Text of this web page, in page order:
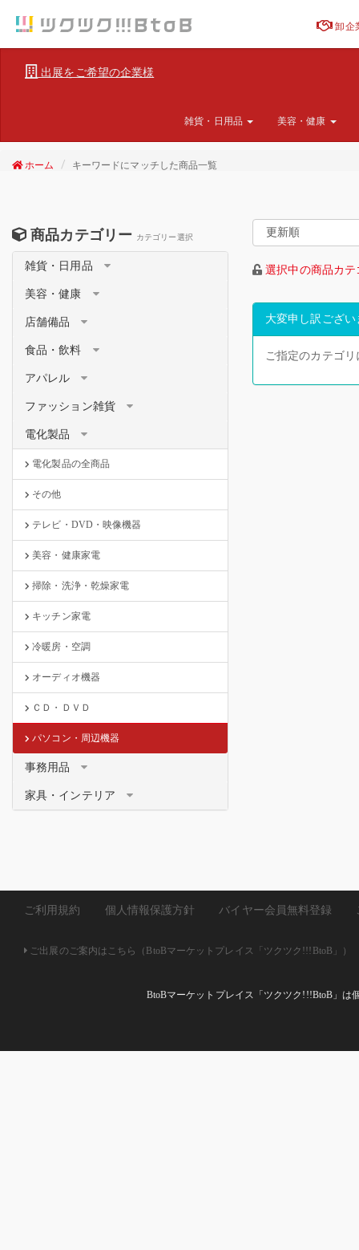
卸企
出展をご希望の企業様
雑貨・日用品 美容・健康
ホーム キーワードにマッチした商品一覧
商品カテゴリー カテゴリー選択
雑貨・日用品
美容・健康
店舗備品
食品・飲料
アパレル
ファッション雑貨
電化製品
電化製品の全商品
その他
テレビ・DVD・映像機器
美容・健康家電
掃除・洗浄・乾燥家電
キッチン家電
冷暖房・空調
オーディオ機器
ＣＤ・ＤＶＤ
パソコン・周辺機器
事務用品
家具・インテリア
選択中の商品カ
大変申し訳ござい
ご指定のカテゴ
ご利用規約 個人情報保護方針 バイヤー会員無料登録
ご出展のご案内はこちら（BtoBマーケットプレイス「ツクツク!!!BtoB」）
BtoBマーケットプレイス「ツクツク!!!BtoB」は